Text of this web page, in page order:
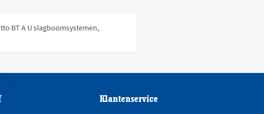
BT A U slagboomsystemen,
Klantenservice